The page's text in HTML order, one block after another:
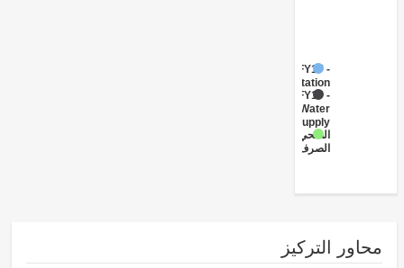
Sanitation
التركيز